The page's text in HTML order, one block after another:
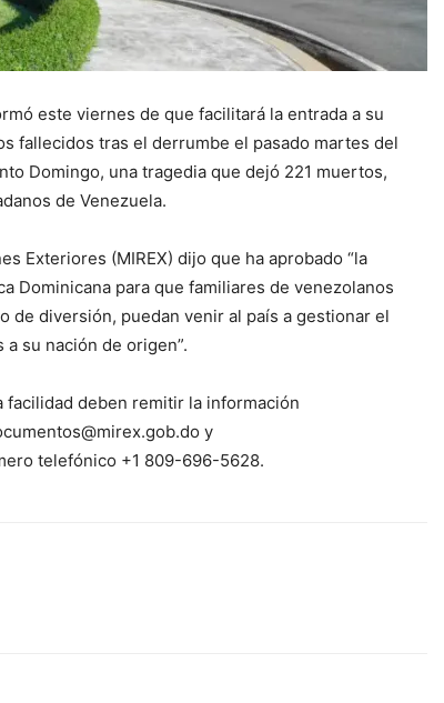
este viernes de que facilitará la entrada a su
fallecidos tras el derrumbe el pasado martes del
Domingo, una tragedia que dejó 221 muertos,
de Venezuela.
Exteriores (MIREX) dijo que ha aprobado “la
Dominicana para que familiares de venezolanos
de diversión, puedan venir al país a gestionar el
su nación de origen”.
facilidad deben remitir la información
y
telefónico +1 809-696-5628.